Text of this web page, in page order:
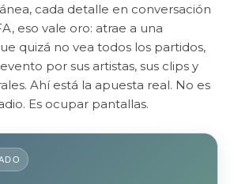
cada detalle en conversación
eso vale oro: atrae a una
quizá no vea todos los partidos,
por sus artistas, sus clips y
Ahí está la apuesta real. No es
Es ocupar pantallas.